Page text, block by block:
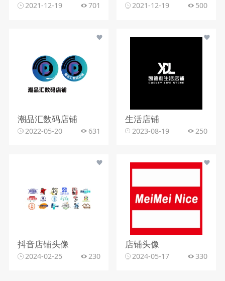
2021-12-19 701 2021-12-19 500
潮品汇数码店铺
2022-05-20 631
生活店铺
2023-08-19 250
抖音店铺头像
2024-02-25 230
店铺头像
2024-05-17 330